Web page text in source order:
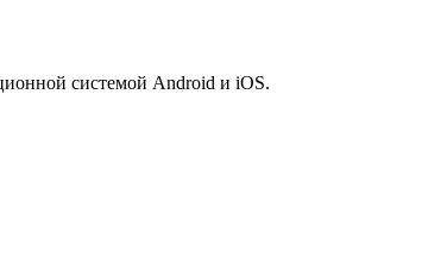
системой Android и iOS.